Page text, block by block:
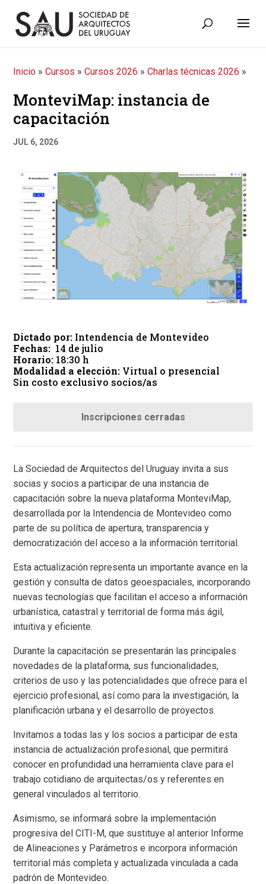
Inicio »Cursos »Cursos 2026 »Charlas técnicas 2026 »
MonteviMap: instancia de
capacitación
JUL 6, 2026
Dictado por: Intendencia de Montevideo
Fechas: 14 de julio
Horario: 18:30 h
Modalidad a elección: Virtual o presencial
Sin costo exclusivo socios/as
Inscripciones cerradas
La Sociedad de Arquitectos del Uruguay invita a sus
socias y socios a participar de una instancia de
capacitación sobre la nueva plataforma MonteviMap,
desarrollada por la Intendencia de Montevideo como
parte de su política de apertura, transparencia y
democratización del acceso a la información territorial.
Esta actualización representa un importante avance en la
gestión y consulta de datos geoespaciales, incorporando
nuevas tecnologías que facilitan el acceso a información
urbanística, catastral y territorial de forma más ágil,
intuitiva y eficiente.
Durante la capacitación se presentarán las principales
novedades de la plataforma, sus funcionalidades,
criterios de uso y las potencialidades que ofrece para el
ejercicio profesional, así como para la investigación, la
planificación urbana y el desarrollo de proyectos.
Invitamos a todas las y los socios a participar de esta
instancia de actualización profesional, que permitirá
conocer en profundidad una herramienta clave para el
trabajo cotidiano de arquitectas/os y referentes en
general vinculados al territorio.
Asimismo, se informará sobre la implementación
progresiva del CITI-M, que sustituye al anterior Informe
de Alineaciones y Parámetros e incorpora información
territorial más completa y actualizada vinculada a cada
padrón de Montevideo.